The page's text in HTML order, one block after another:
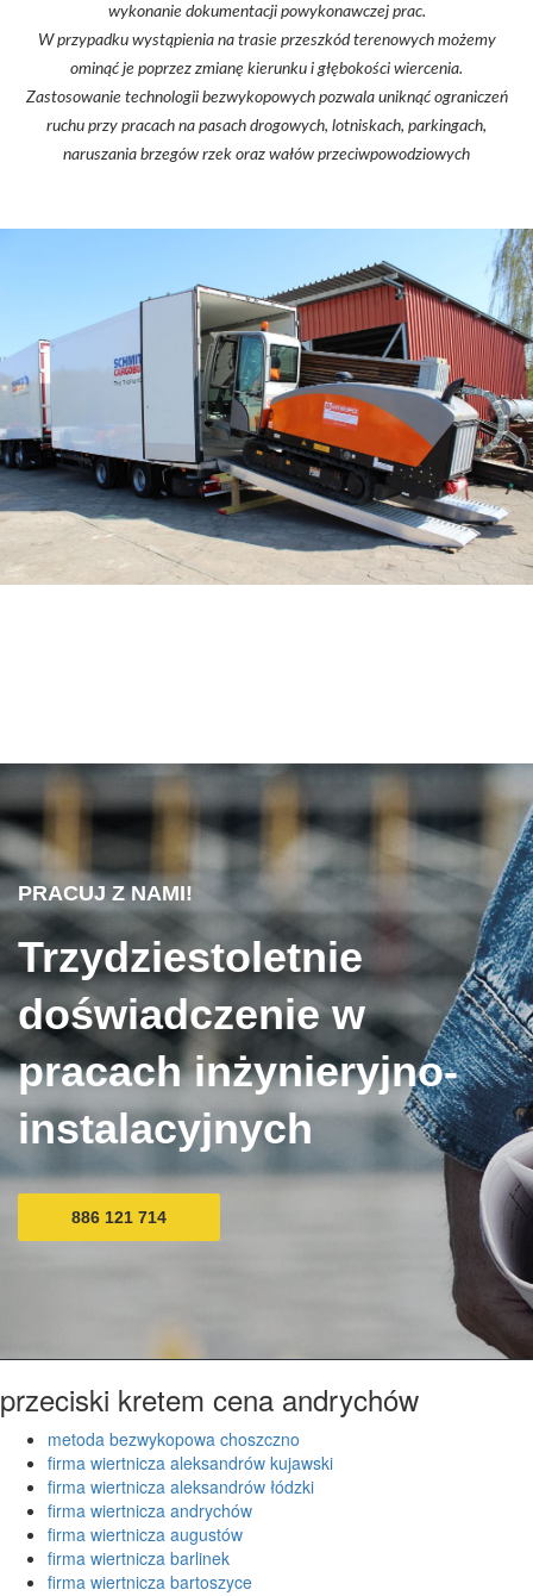
wykonanie dokumentacji powykonawczej prac.
W przypadku wystąpienia na trasie przeszkód terenowych możemy
ominąć je poprzez zmianę kierunku i głębokości wiercenia.
Zastosowanie technologii bezwykopowych pozwala uniknąć ograniczeń
ruchu przy pracach na pasach drogowych, lotniskach, parkingach,
naruszania brzegów rzek oraz wałów przeciwpowodziowych
PRACUJ Z NAMI!
Trzydziestoletnie
doświadczenie w
pracach inżynieryjno-
instalacyjnych
886 121 714
przeciski kretem cena andrychów
metoda bezwykopowa choszczno
firma wiertnicza aleksandrów kujawski
firma wiertnicza aleksandrów łódzki
firma wiertnicza andrychów
firma wiertnicza augustów
firma wiertnicza barlinek
firma wiertnicza bartoszyce